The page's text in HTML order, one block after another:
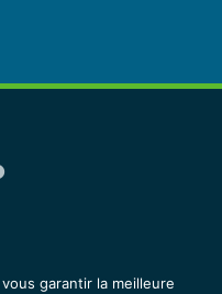
LÉGALES
garantir la meilleure